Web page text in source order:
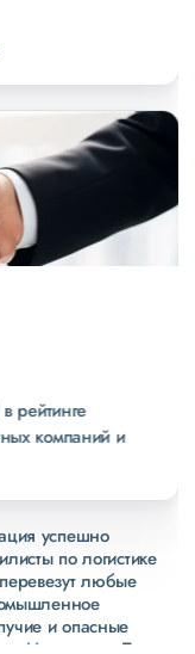
рейтинге
компаний и
успешно
по логистике
любые
и опасные